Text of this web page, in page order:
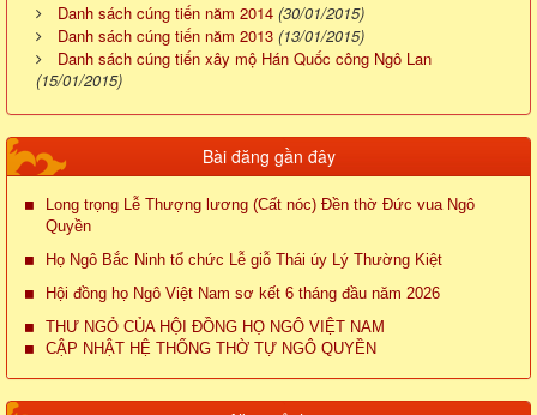
Danh sách cúng tiến năm 2014 (30/01/2015)
Danh sách cúng tiến năm 2013 (13/01/2015)
Danh sách cúng tiến xây mộ Hán Quốc công Ngô Lan
(15/01/2015)
Bài đăng gần đây
Long trọng Lễ Thượng lương (Cất nóc) Đền thờ Đức vua Ngô
Quyền
Họ Ngô Bắc Ninh tổ chức Lễ giỗ Thái úy Lý Thường Kiệt
Hội đồng họ Ngô Việt Nam sơ kết 6 tháng đầu năm 2026
THƯ NGỎ CỦA HỘI ĐỒNG HỌ NGÔ VIỆT NAM
CẬP NHẬT HỆ THỐNG THỜ TỰ NGÔ QUYỀN